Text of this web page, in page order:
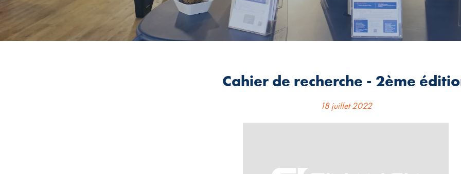
Cahier de recherche - 2ème
18 juillet 2022